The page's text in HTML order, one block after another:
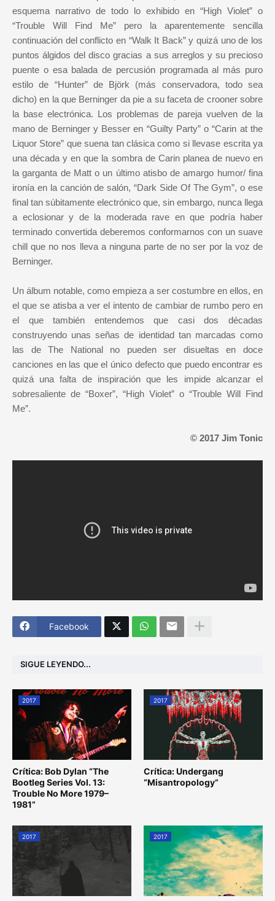
esquema narrativo de todo lo exhibido en “High Violet” o
“Trouble Will Find Me” pero la aparentemente sencilla
continuación del conflicto en “Walk It Back” y quizá uno de los
puntos álgidos del disco gracias a sus arreglos y su precioso
puente o esa balada de percusión programada al más puro
estilo de “Hunter” de Björk (más conservadora, todo sea
dicho) en la que Berninger da pie a su faceta de crooner sobre
la base electrónica. Los problemas de pareja vuelven de la
mano de Berninger y Besser en “Guilty Party” o “Carin at the
Liquor Store” que suena tan clásica como si llevase escrita ya
una década y en que la sombra de Carin planea de nuevo en
la garganta de Matt o un último atisbo de amargo humor/ fina
ironía en la canción de salón, “Dark Side Of The Gym”, o ese
final tan súbitamente electrónico que, sin embargo, nunca llega
a eclosionar y de la moderada rave en que podría haber
terminado convertida deberemos conformarnos con un suave
chill que no nos lleva a ninguna parte de no ser por la voz de
Berninger.
Un álbum notable, como empieza a ser costumbre en ellos, en
el que se atisba a ver el intento de cambiar de rumbo pero en
el que también entendemos que casi dos décadas
construyendo unas señas de identidad tan marcadas como
las de The National no pueden ser disueltas en doce
canciones en las que el único defecto que puedo encontrar es
quizá una falta de inspiración que les impide alcanzar el
sobresaliente de “Boxer”, “High Violet” o “Trouble Will Find
Me”.
© 2017 Jim Tonic
Facebook
SIGUE LEYENDO...
2017
Crítica: Bob Dylan “The
Bootleg Series Vol. 13:
Trouble No More 1979–
1981”
2017
Crítica: Undergang
“Misantropology”
2017 2017